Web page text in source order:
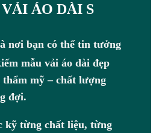
ÁO DÀI S
nơi bạn có thể tin tưởng
mẫu vải áo dài đẹp
mỹ – chất lượng
đợi.
kỹ từng chất liệu, từng